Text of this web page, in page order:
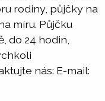
rodiny, půjčky na
míru. Půjčku
do 24 hodin,
nás: E-mail: